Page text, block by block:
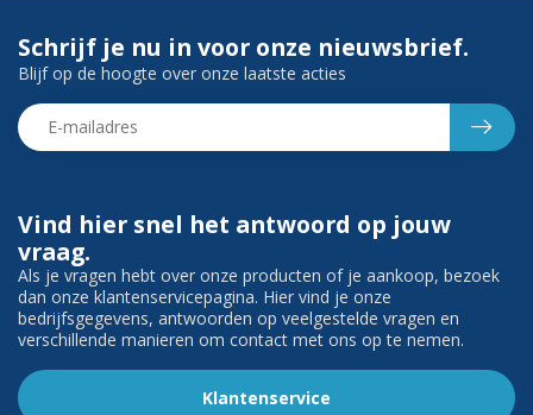
Vind hier snel het antwoord op jouw
vraag.
Als je vragen hebt over onze producten of je aankoop, bezoek
dan onze klantenservicepagina. Hier vind je onze
bedrijfsgegevens, antwoorden op veelgestelde vragen en
verschillende manieren om contact met ons op te nemen.
Klantenservice
Schrijf je nu in voor onze nieuwsbrief.
Blijf op de hoogte over onze laatste acties